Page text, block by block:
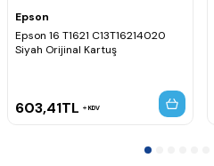
Epson
Epson 16 T1621 C13T16214020
Siyah Orijinal Kartuş
603,41TL KDV